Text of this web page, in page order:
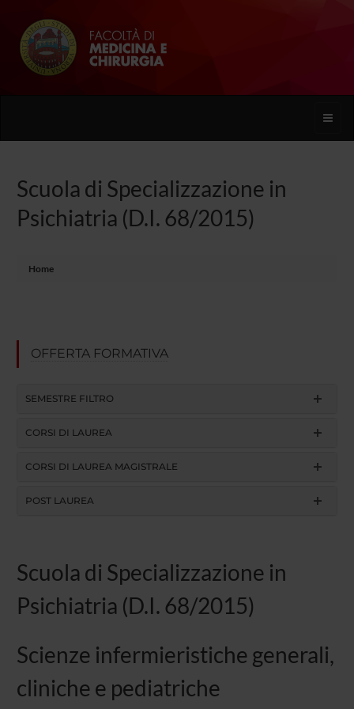
Toggle
Scuola di Specializzazione in
Psichiatria (D.I. 68/2015)
Home
OFFERTA FORMATIVA
SEMESTRE FILTRO
CORSI DI LAUREA
CORSI DI LAUREA MAGISTRALE
POST LAUREA
Scuola di Specializzazione in
Psichiatria (D.I. 68/2015)
Scienze infermieristiche generali,
cliniche e pediatriche